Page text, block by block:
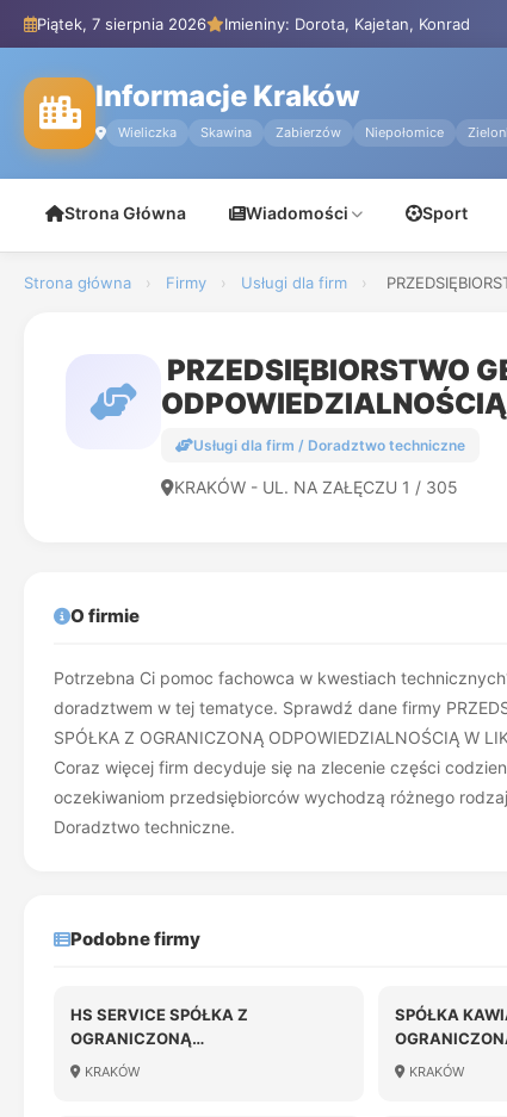
Piątek, 7 sierpnia 2026 Imieniny: Dorota, Kajetan, Konrad
Informacje Kraków
Wieliczka Skawina Zabierzów Niepołomice
Strona Główna Wiadomości Sport
Strona główna › Firmy › Usługi dla firm ›
PRZEDSIĘBIORSTWO
Usługi dla firm / Doradztwo techniczne
KRAKÓW - UL. NA ZAŁĘCZU 1 / 305
O firmie
Potrzebna Ci pomoc fachowca w kwestiach
doradztwem w tej tematyce. Sprawdź dane firmy
SPÓŁKA Z OGRANICZONĄ ODPOWIEDZIALNOŚCIĄ W
Coraz więcej firm decyduje się na zlecenie części
oczekiwaniom przedsiębiorców wychodzą różnego
Doradztwo techniczne.
Podobne firmy
HS SERVICE SPÓŁKA Z
OGRANICZONĄ
ODPOWIEDZIALNOŚCIĄ
KRAKÓW
SPÓŁKA
KRAKÓW